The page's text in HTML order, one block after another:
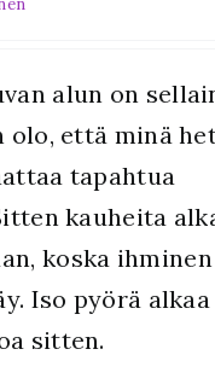
alun on
olo, että minä
tapahtua
kauheita
koska
Iso pyörä
sitten.